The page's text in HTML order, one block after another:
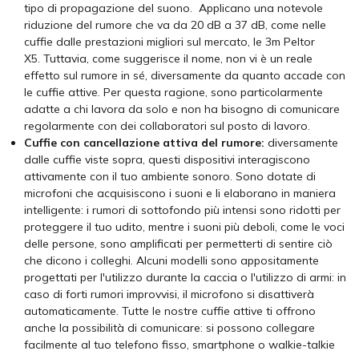
tipo di propagazione del suono. Applicano una notevole
riduzione del rumore che va da 20 dB a 37 dB, come nelle
cuffie dalle prestazioni migliori sul mercato, le 3m Peltor
X5. Tuttavia, come suggerisce il nome, non vi è un reale
effetto sul rumore in sé, diversamente da quanto accade con
le cuffie attive. Per questa ragione, sono particolarmente
adatte a chi lavora da solo e non ha bisogno di comunicare
regolarmente con dei collaboratori sul posto di lavoro.
Cuffie con cancellazione attiva del rumore: diversamente
dalle cuffie viste sopra, questi dispositivi interagiscono
attivamente con il tuo ambiente sonoro. Sono dotate di
microfoni che acquisiscono i suoni e li elaborano in maniera
intelligente: i rumori di sottofondo più intensi sono ridotti per
proteggere il tuo udito, mentre i suoni più deboli, come le voci
delle persone, sono amplificati per permetterti di sentire ciò
che dicono i colleghi. Alcuni modelli sono appositamente
progettati per l'utilizzo durante la caccia o l'utilizzo di armi: in
caso di forti rumori improvvisi, il microfono si disattiverà
automaticamente. Tutte le nostre cuffie attive ti offrono
anche la possibilità di comunicare: si possono collegare
facilmente al tuo telefono fisso, smartphone o walkie-talkie